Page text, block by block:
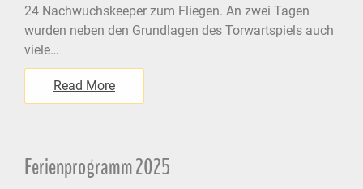
24 Nachwuchskeeper zum Fliegen. An zwei Tagen
wurden neben den Grundlagen des Torwartspiels auch
viele…
Read More
Ferienprogramm 2025